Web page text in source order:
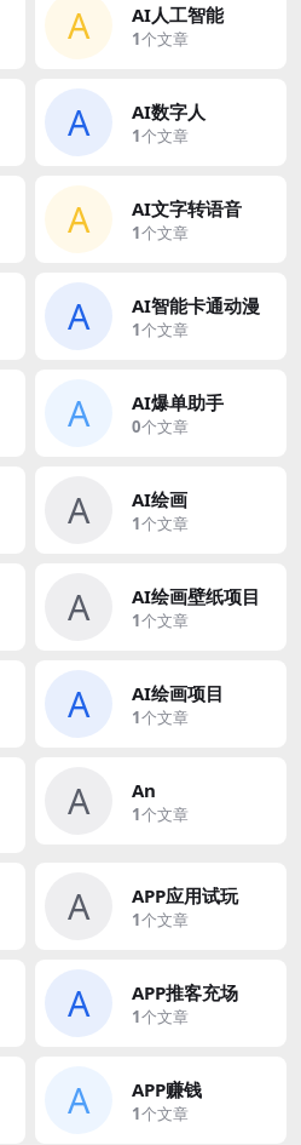
A AI人工智能
1个文章
A AI数字人
1个文章
A AI文字转语音
1个文章
A AI智能卡通动漫
1个文章
A AI爆单助手
0个文章
A AI绘画
1个文章
A AI绘画壁纸项目
1个文章
A AI绘画项目
1个文章
A An
1个文章
A APP应用试玩
1个文章
A APP推客充场
1个文章
A APP赚钱
1个文章